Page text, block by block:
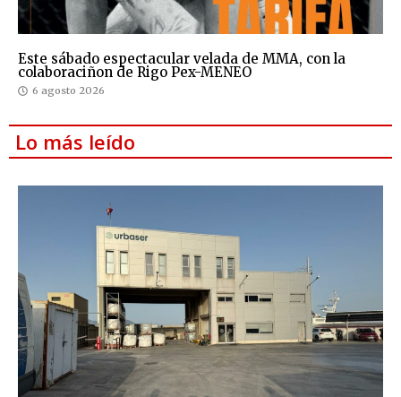
Este sábado espectacular velada de MMA, con la
colaboraciñon de Rigo Pex-MENEO
6 agosto 2026
Lo más leído